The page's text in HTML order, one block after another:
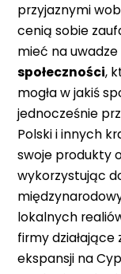
przyjaznymi
cenią sobie
mieć na uwadze
społeczności,
mogła w jakiś
jednocześnie
Polski i innych
swoje produkty
wykorzystując
lokalnych
firmy
ekspansji na